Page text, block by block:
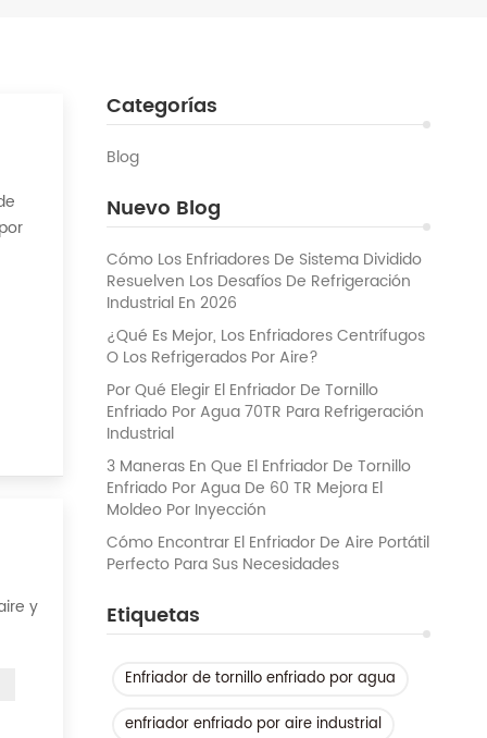
Categorías
Blog
Nuevo Blog
Cómo Los Enfriadores De Sistema Dividido
Resuelven Los Desafíos De Refrigeración
Industrial En 2026
¿Qué Es Mejor, Los Enfriadores Centrífugos
O Los Refrigerados Por Aire?
Por Qué Elegir El Enfriador De Tornillo
Enfriado Por Agua 70TR Para Refrigeración
Industrial
3 Maneras En Que El Enfriador De Tornillo
Enfriado Por Agua De 60 TR Mejora El
Moldeo Por Inyección
Cómo Encontrar El Enfriador De Aire Portátil
Perfecto Para Sus Necesidades
Etiquetas
Enfriador de tornillo enfriado por agua
enfriador enfriado por aire industrial
y